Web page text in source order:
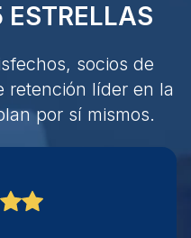
ESTRELLAS
socios de
retención líder en la
por sí mismos.